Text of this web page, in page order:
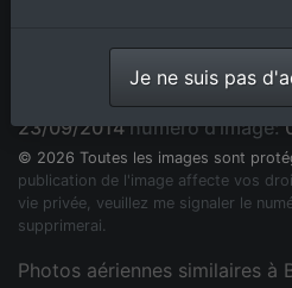
Parc industriel Schütte-
département Bade-
23/09/2014numéro d'image:
© 2026 Toutes les images sont
publication de l'image affecte vos
vie privée, veuillez me signaler le
supprimerai.
Photos aériennes similaires à
Je ne suis pas